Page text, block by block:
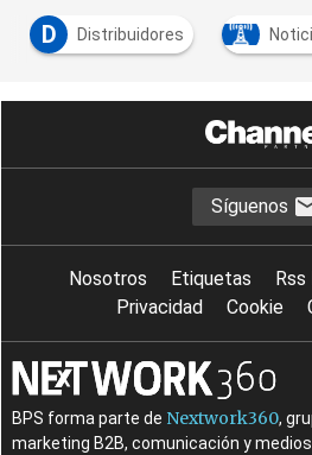
D
Distribuidores
Síguenos
Nosotros Etiquetas Rss
Privacidad
Cookie
BPS forma parte de Nextwork360,
marketing B2B, comunicación y